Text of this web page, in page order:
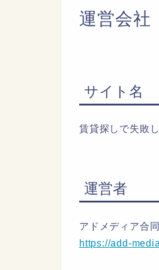
運営会社
サイト名
賃貸探しで失敗
運営者
アドメディア合
https://add-